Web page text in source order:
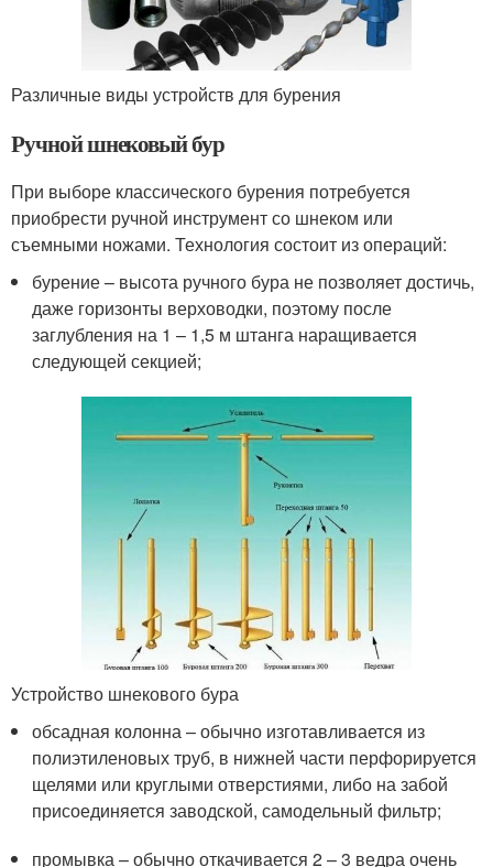
Различные виды устройств для бурения
Ручной шнековый бур
При выборе классического бурения потребуется
приобрести ручной инструмент со шнеком или
съемными ножами. Технология состоит из операций:
бурение – высота ручного бура не позволяет достичь,
даже горизонты верховодки, поэтому после
заглубления на 1 – 1,5 м штанга наращивается
следующей секцией;
Устройство шнекового бура
обсадная колонна – обычно изготавливается из
полиэтиленовых труб, в нижней части перфорируется
щелями или круглыми отверстиями, либо на забой
присоединяется заводской, самодельный фильтр;
промывка – обычно откачивается 2 – 3 ведра очень